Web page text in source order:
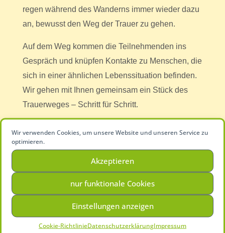
Wir verwenden Cookies, um unsere Website und unseren Service zu
optimieren.
Akzeptieren
nur funktionale Cookies
Einstellungen anzeigen
Cookie-RichtlinieDatenschutzerklärungImpressum
regen während des Wanderns immer wieder dazu
an, bewusst den Weg der Trauer zu gehen.
Auf dem Weg kommen die Teilnehmenden ins
Gespräch und knüpfen Kontakte zu Menschen, die
sich in einer ähnlichen Lebenssituation befinden.
Wir gehen mit Ihnen gemeinsam ein Stück des
Trauerweges – Schritt für Schritt.
(Wegstrecke ca. 5 km) und wird von einem Team
unserer Mitarbeiter begleitet, die gerne für ein
Gespräch zur Verfügung stehen.
Zur nächsten Trauerwanderung
Die Trauerwanderung ist kostenfrei.